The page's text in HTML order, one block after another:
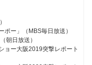
ポー」（MBS毎日放送）
朝日放送）
ョー大阪2019突撃レポート